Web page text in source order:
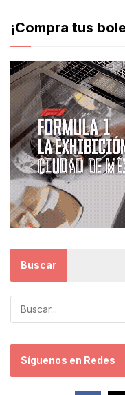
¡Compra tus
Buscar
Síguenos en Redes